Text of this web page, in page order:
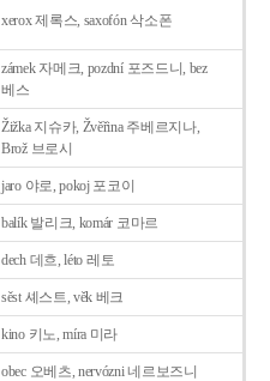
xerox 제록스, saxofón 삭소폰
zámek 자메크, pozdní 포즈드니, bez
베스
Žižka 지슈카, Žvěřina 주베르지나,
Brož 브로시
jaro 야로, pokoj 포코이
balík 발리크, komár 코마르
dech 데흐, léto 레토
sěst 셰스트, věk 베크
kino 키노, míra 미라
obec 오베츠, nervózni 네르보즈니